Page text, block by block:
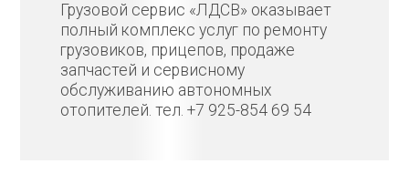
Грузовой сервис «ЛДСВ» оказывает
полный комплекс услуг по ремонту
грузовиков, прицепов, продаже
запчастей и сервисному
обслуживанию автономных
отопителей. тел. +7 925-854 69 54